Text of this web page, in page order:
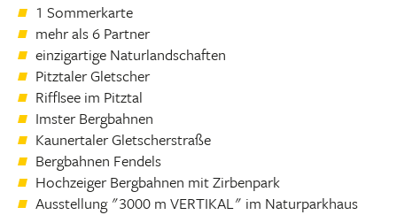
1 Sommerkarte
mehr als 6 Partner
einzigartige Naturlandschaften
Pitztaler Gletscher
Rifflsee im Pitztal
Imster Bergbahnen
Kaunertaler Gletscherstraße
Bergbahnen Fendels
Hochzeiger Bergbahnen mit Zirbenpark
Ausstellung "3000 m VERTIKAL" im Naturparkhaus